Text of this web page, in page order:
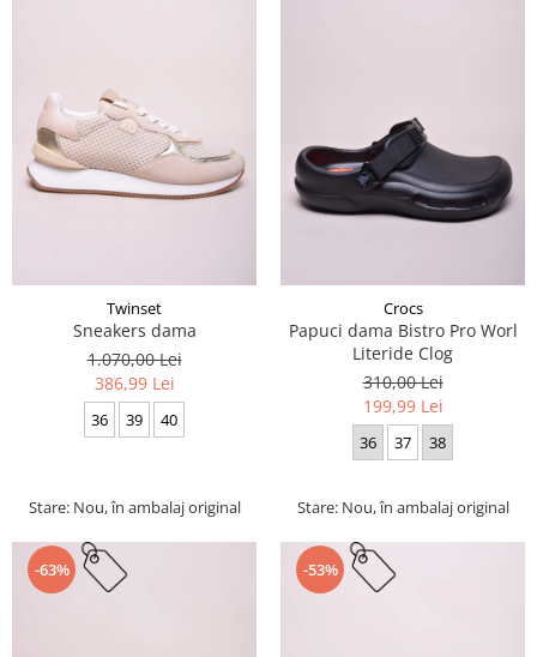
Twinset
Sneakers dama
1.070,00 Lei
386,99 Lei
36 39 40
Stare: Nou, în ambalaj original
Crocs
Papuci dama Bistro Pro Worl
Literide Clog
310,00 Lei
199,99 Lei
36 37 38
Stare: Nou, în ambalaj original
-63% -53%